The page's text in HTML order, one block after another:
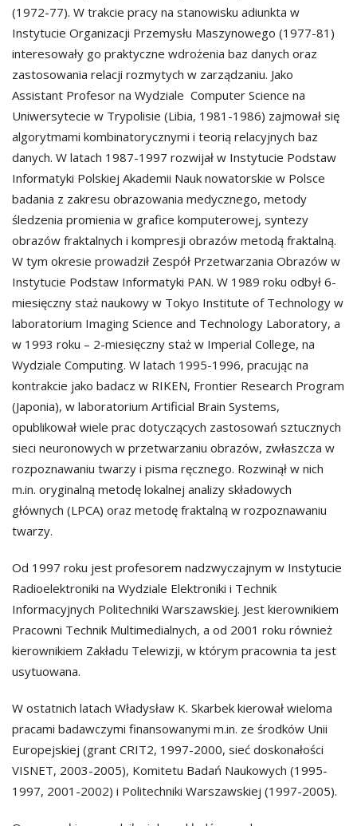
(1972-77). W trakcie pracy na stanowisku adiunkta w
Instytucie Organizacji Przemysłu Maszynowego (1977-81)
interesowały go praktyczne wdrożenia baz danych oraz
zastosowania relacji rozmytych w zarządzaniu. Jako
Assistant Profesor na Wydziale Computer Science na
Uniwersytecie w Trypolisie (Libia, 1981-1986) zajmował się
algorytmami kombinatorycznymi i teorią relacyjnych baz
danych. W latach 1987-1997 rozwijał w Instytucie Podstaw
Informatyki Polskiej Akademii Nauk nowatorskie w Polsce
badania z zakresu obrazowania medycznego, metody
śledzenia promienia w grafice komputerowej, syntezy
obrazów fraktalnych i kompresji obrazów metodą fraktalną.
W tym okresie prowadził Zespół Przetwarzania Obrazów w
Instytucie Podstaw Informatyki PAN. W 1989 roku odbył 6-
miesięczny staż naukowy w Tokyo Institute of Technology w
laboratorium Imaging Science and Technology Laboratory, a
w 1993 roku – 2-miesięczny staż w Imperial College, na
Wydziale Computing. W latach 1995-1996, pracując na
kontrakcie jako badacz w RIKEN, Frontier Research Program
(Japonia), w laboratorium Artificial Brain Systems,
opublikował wiele prac dotyczących zastosowań sztucznych
sieci neuronowych w przetwarzaniu obrazów, zwłaszcza w
rozpoznawaniu twarzy i pisma ręcznego. Rozwinął w nich
m.in. oryginalną metodę lokalnej analizy składowych
głównych (LPCA) oraz metodę fraktalną w rozpoznawaniu
twarzy.
Od 1997 roku jest profesorem nadzwyczajnym w Instytucie
Radioelektroniki na Wydziale Elektroniki i Technik
Informacyjnych Politechniki Warszawskiej. Jest kierownikiem
Pracowni Technik Multimedialnych, a od 2001 roku również
kierownikiem Zakładu Telewizji, w którym pracownia ta jest
usytuowana.
W ostatnich latach Władysław K. Skarbek kierował wieloma
pracami badawczymi finansowanymi m.in. ze środków Unii
Europejskiej (grant CRIT2, 1997-2000, sieć doskonałości
VISNET, 2003-2005), Komitetu Badań Naukowych (1995-
1997, 2001-2002) i Politechniki Warszawskiej (1997-2005).